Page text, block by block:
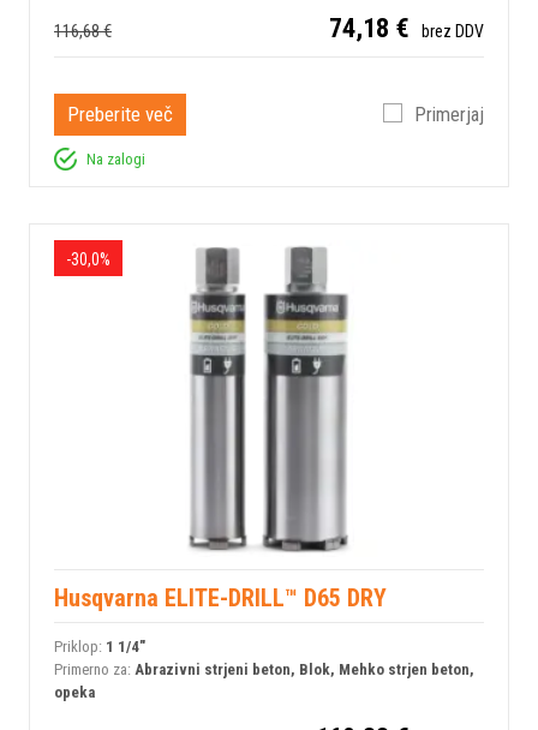
116,68 € 74,18 € brez DDV
Preberite več Primerjaj
Na zalogi
-30,0%
Husqvarna ELITE-DRILL™ D65 DRY
Priklop: 1 1/4"
Primerno za: Abrazivni strjeni beton, Blok, Mehko strjen beton,
opeka